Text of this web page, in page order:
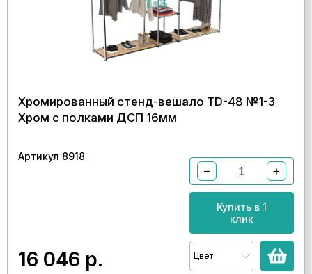
Хромированный стенд-вешало TD-48 №1-3
Хром с полками ДСП 16мм
Артикул 8918
16 046 р.
− +
Купить в 1
клик
Цвет